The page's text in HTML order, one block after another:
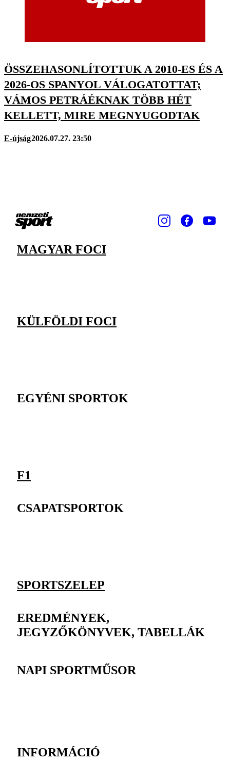
ÖSSZEHASONLÍTOTTUK A 2010-ES ÉS A
2026-OS SPANYOL VÁLOGATOTTAT;
VÁMOS PETRÁÉKNAK TÖBB HÉT
KELLETT, MIRE MEGNYUGODTAK
E-újság2026.07.27. 23:50
MAGYAR FOCI
KÜLFÖLDI FOCI
EGYÉNI SPORTOK
F1
CSAPATSPORTOK
SPORTSZELEP
EREDMÉNYEK,
JEGYZŐKÖNYVEK, TABELLÁK
NAPI SPORTMŰSOR
INFORMÁCIÓ